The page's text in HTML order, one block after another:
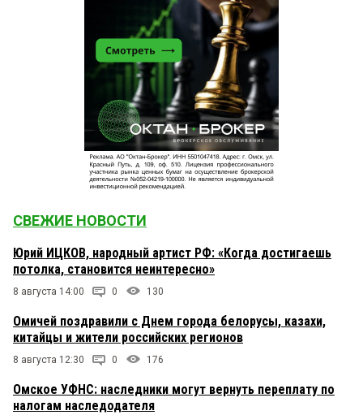
СВЕЖИЕ НОВОСТИ
Юрий ИЦКОВ, народный артист РФ: «Когда достигаешь
потолка, становится неинтересно»
8 августа 14:00 0 130
Омичей поздравили с Днем города белорусы, казахи,
китайцы и жители российских регионов
8 августа 12:30 0 176
Омское УФНС: наследники могут вернуть переплату по
налогам наследодателя